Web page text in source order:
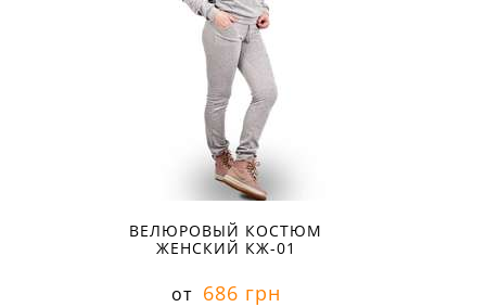
ВЕЛЮРОВЫЙ КОСТЮМ
ЖЕНСКИЙ КЖ-01
от 686 грн